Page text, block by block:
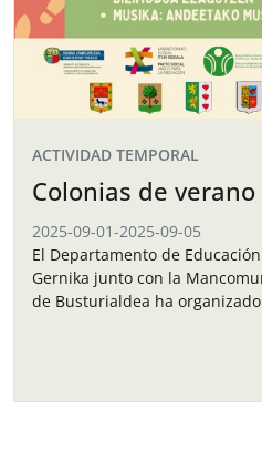
ACTIVIDAD TEMPORAL
Colonias de verano
2025-09-01-2025-09-05
El Departamento de
Gernika junto con la
de Busturialdea ha